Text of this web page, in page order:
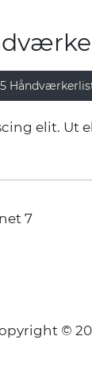
elit. Ut
7
©